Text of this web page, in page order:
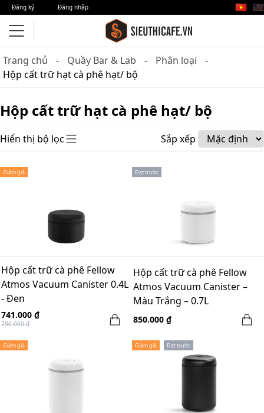
Đăng ký Đăng nhập 🇻🇳 🇺🇸
Trang chủ Quầy Bar & Lab
Phân loại
Hộp cất trữ hạt cà phê hạt/ bộ
Hộp cất trữ hạt cà phê hạt/ bộ
Hiển thị bộ lọc Sắp xếp
Giảm giá
Hộp cất trữ cà phê Fellow
Atmos Vacuum Canister 0.4L
- Đen
741.000 ₫
780.000 ₫
Đặt trước
Hộp cất trữ cà phê Fellow
Atmos Vacuum Canister –
Màu Trắng – 0.7L
850.000 ₫
Giảm giá Giảm giá Đặt trước